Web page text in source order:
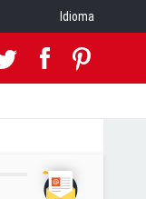
Idioma